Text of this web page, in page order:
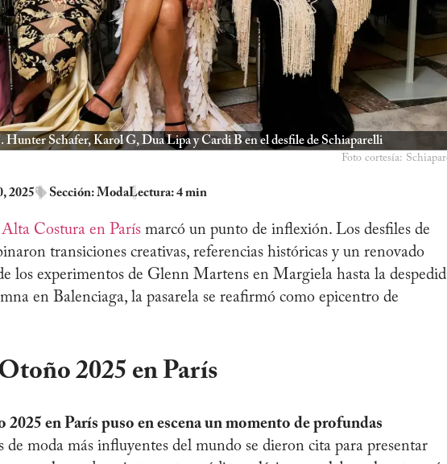
Hunter Schafer, Karol G, Dua Lipa y Cardi B en el desfile de Schiaparelli
Foto cortesía:
2025 Sección:ModaLectura: 4 min
Alta Costura en París marcó un punto de inflexión. Los desfiles de
transiciones creativas, referencias históricas y un renovado
los experimentos de Glenn Martens en Margiela hasta la
en Balenciaga, la pasarela se reafirmó como epicentro de
2025 en París
en París puso en escena un momento de profundas
de moda más influyentes del mundo se dieron cita para presentar